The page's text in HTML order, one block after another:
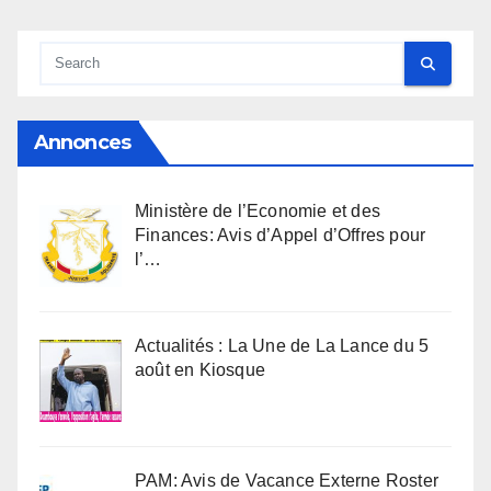
Annonces
Ministère de l’Economie et des
Finances: Avis d’Appel d’Offres pour
l’…
Actualités : La Une de La Lance du 5
août en Kiosque
PAM: Avis de Vacance Externe Roster